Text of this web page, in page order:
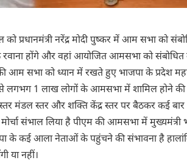
को प्रधानमंत्री नरेंद्र मोदी पुष्कर में आम सभा को
रवाना होंगे और वहां आयोजित आमसभा को
आम सभा को ध्यान में रखते हुए भाजपा के प्रदेश
लगभग 1 लाखलोगों के आमसभा में शामिल होने
स्तर मंडल स्तर और शक्ति केंद्र स्तर पर बैठकर कई
संभाल लिया है पीएम की आमसभा में मुख्यमंत्री
के कई आला नेताओं के पहुंचने की संभावना है
या नहीं।